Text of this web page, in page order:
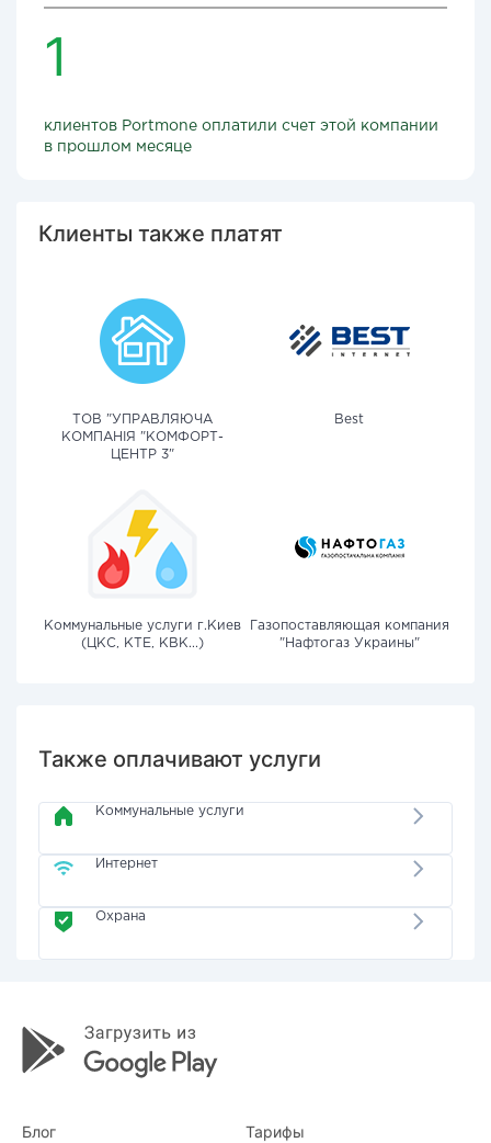
1
клиентов Portmone оплатили счет этой компании
в прошлом месяце
Клиенты также платят
ТОВ "УПРАВЛЯЮЧА
КОМПАНІЯ "КОМФОРТ-
ЦЕНТР 3"
Best
Коммунальные услуги г.Киев
(ЦКС, КТЕ, КВК...)
Газопоставляющая компания
"Нафтогаз Украины"
Также оплачивают услуги
Коммунальные услуги
Интернет
Охрана
Блог Тарифы